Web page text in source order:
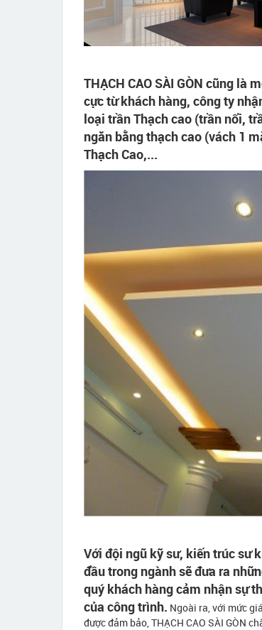
THẠCH CAO SÀI GÒN cũng là
cực từ khách hàng, công ty
loại trần Thạch cao (trần nổi,
ngăn bằng thạch cao (vách 1
Thạch Cao,...
Với đội ngũ kỹ sư, kiến trúc sư
đầu trong ngành sẽ đưa ra
quý khách hàng cảm nhận sự
của công trình. Ngoài ra, với mức
được đảm bảo, THẠCH CAO SÀI GÒN